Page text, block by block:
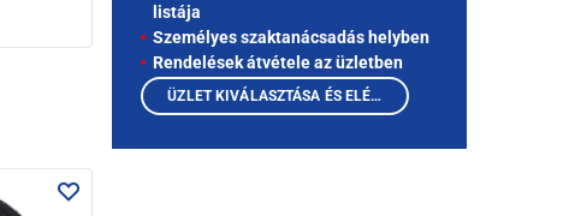
listája
Személyes szaktanácsadás helyben
Rendelések átvétele az üzletben
ÜZLET KIVÁLASZTÁSA ÉS ELÉRHETŐ TERMÉKEK MEGTEKINTÉSE